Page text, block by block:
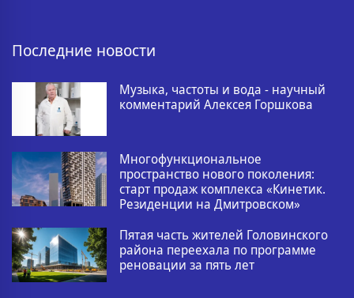
Последние новости
Музыка, частоты и вода - научный
комментарий Алексея Горшкова
Многофункциональное
пространство нового поколения:
старт продаж комплекса «Кинетик.
Резиденции на Дмитровском»
Пятая часть жителей Головинского
района переехала по программе
реновации за пять лет